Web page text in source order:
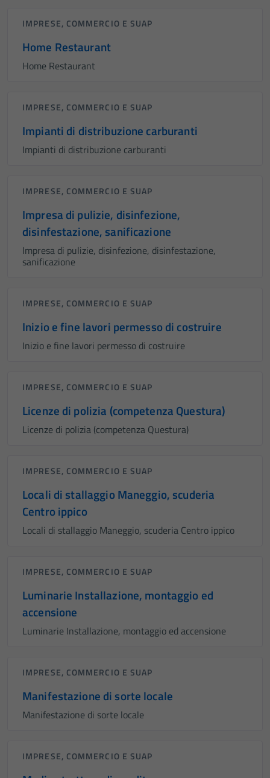
IMPRESE, COMMERCIO E SUAP
Home Restaurant
Home Restaurant
IMPRESE, COMMERCIO E SUAP
Impianti di distribuzione carburanti
Impianti di distribuzione carburanti
IMPRESE, COMMERCIO E SUAP
Impresa di pulizie, disinfezione,
disinfestazione, sanificazione
Impresa di pulizie, disinfezione, disinfestazione,
sanificazione
IMPRESE, COMMERCIO E SUAP
Inizio e fine lavori permesso di costruire
Inizio e fine lavori permesso di costruire
IMPRESE, COMMERCIO E SUAP
Licenze di polizia (competenza Questura)
Licenze di polizia (competenza Questura)
IMPRESE, COMMERCIO E SUAP
Locali di stallaggio Maneggio, scuderia
Centro ippico
Locali di stallaggio Maneggio, scuderia Centro ippico
IMPRESE, COMMERCIO E SUAP
Luminarie Installazione, montaggio ed
accensione
Luminarie Installazione, montaggio ed accensione
IMPRESE, COMMERCIO E SUAP
Manifestazione di sorte locale
Manifestazione di sorte locale
IMPRESE, COMMERCIO E SUAP